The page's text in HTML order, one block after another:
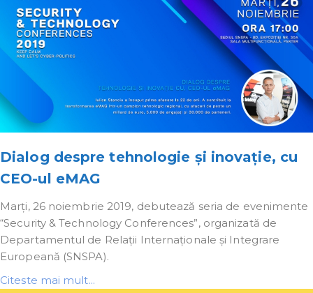
Dialog despre tehnologie și inovație, cu
CEO-ul eMAG
Marți, 26 noiembrie 2019, debutează seria de evenimente
“Security & Technology Conferences”, organizată de
Departamentul de Relații Internaționale și Integrare
Europeană (SNSPA).
Citeste mai mult...